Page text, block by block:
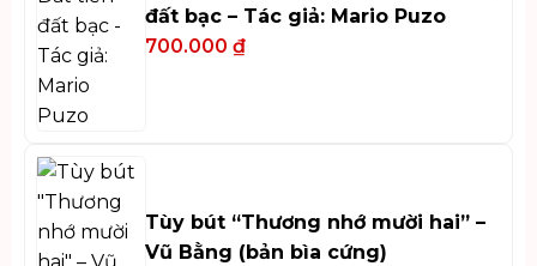
đất bạc – Tác giả: Mario Puzo
700.000 ₫
Tùy bút “Thương nhớ mười hai” –
Vũ Bằng (bản bìa cứng)